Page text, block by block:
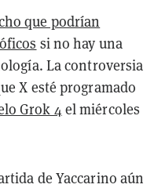
que podrían
si no hay una
La controversia
X esté programado
Grok 4 el miércoles
de Yaccarino aún